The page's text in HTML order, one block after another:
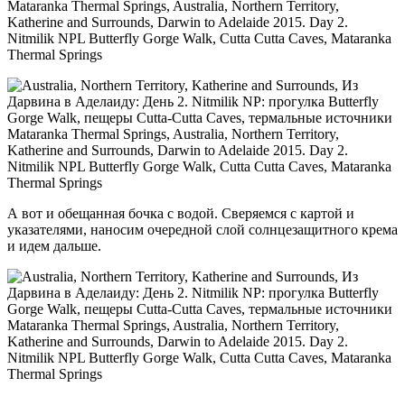
А вот и обещанная бочка с водой. Сверяемся с картой и
указателями, наносим очередной слой солнцезащитного крема
и идем дальше.